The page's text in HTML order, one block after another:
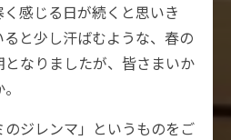
感じる日が続くと思いき
と少し汗ばむような、春の
なりましたが、皆さまいか
ジレンマ」というものをご